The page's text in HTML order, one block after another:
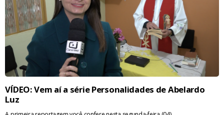
VÍDEO: Vem aí a série Personalidades de Abelardo
Luz